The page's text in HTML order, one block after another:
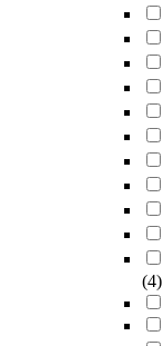
(4)